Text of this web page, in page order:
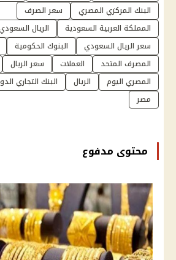
البنك المركزي المصري
سعر الصرف
المملكة العربية السعودية
الريال
سعر الريال السعودي
البنوك الحكومية
المصرف المتحد
العملات سعر الريال
المصري اليوم
الريال البنك التجاري
مصر
محتوى مدفوع